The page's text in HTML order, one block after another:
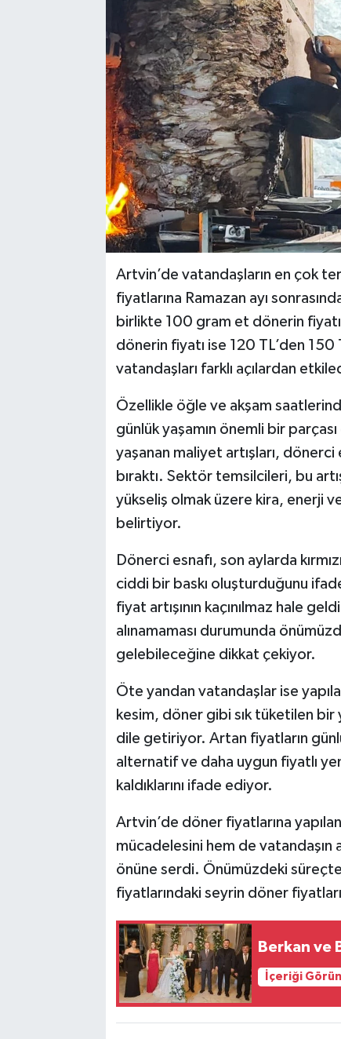
Artvin’de vatandaşların en çok
fiyatlarına Ramazan ayı
birlikte 100 gram et dönerin
dönerin fiyatı ise 120 TL’den 150
vatandaşları farklı açılardan
Özellikle öğle ve akşam
günlük yaşamın önemli bir
yaşanan maliyet artışları,
bıraktı. Sektör temsilcileri, bu
yükseliş olmak üzere kira, enerji
belirtiyor.
Dönerci esnafı, son aylarda
ciddi bir baskı oluşturduğunu
fiyat artışının kaçınılmaz hale
alınamaması durumunda
gelebileceğine dikkat çekiyor.
Öte yandan vatandaşlar ise
kesim, döner gibi sık tüketilen bir
dile getiriyor. Artan fiyatların
alternatif ve daha uygun fiyatlı
kaldıklarını ifade ediyor.
Artvin’de döner fiyatlarına
mücadelesini hem de vatandaşın
önüne serdi. Önümüzdeki
fiyatlarındaki seyrin döner
Berkan ve
İçeriği